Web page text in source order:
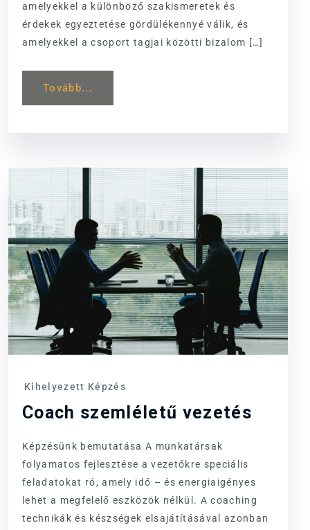
amelyekkel a különböző szakismeretek és
érdekek egyeztetése gördülékennyé válik, és
amelyekkel a csoport tagjai közötti bizalom […]
Tovább...
Kihelyezett Képzés
Coach szemléletű vezetés
Képzésünk bemutatása A munkatársak
folyamatos fejlesztése a vezetőkre speciális
feladatokat ró, amely idő – és energiaigényes
lehet a megfelelő eszközök nélkül. A coaching
technikák és készségek elsajátításával azonban